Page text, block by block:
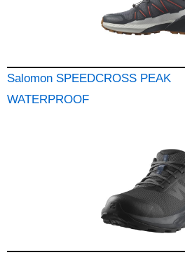
Salomon SPEEDCROSS PEAK
WATERPROOF